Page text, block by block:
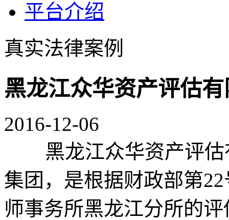
平台介绍
真实法律案例
黑龙江众华资产评估
2016-12-06
黑龙江众华资产评
集团，是根据财政部第
师事务所黑龙江分所的